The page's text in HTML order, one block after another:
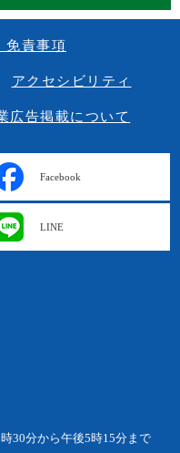
免責事項
アクセシビリティ
広告掲載について
Facebook
LINE
30分から午後5時15分まで